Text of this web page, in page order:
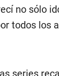
no sólo
todos los
series